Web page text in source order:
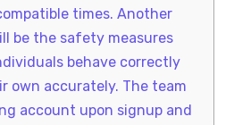
times. Another
be the safety measures
behave correctly
own accurately. The team
account upon signup and